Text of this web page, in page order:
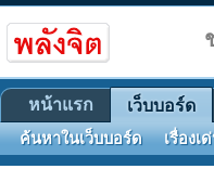
หน้าแรก เว็บบอร์ด
ค้นหาในเว็บบอร์ด เรื่องเ